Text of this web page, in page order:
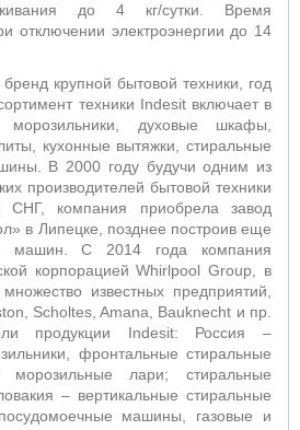
до 4 кг/сутки. Время
отключении электроэнергии до 14
крупной бытовой техники, год
техники Indesit включает в
морозильники, духовые шкафы,
кухонные вытяжки, стиральные
В 2000 году будучи одним из
производителей бытовой техники
компания приобрела завод
в Липецке, позднее построив еще
машин. С 2014 года компания
корпорацией Whirlpool Group, в
известных предприятий,
Scholtes, Amana, Bauknecht и пр.
продукции Indesit: Россия –
фронтальные стиральные
лари; стиральные
– вертикальные стиральные
машины, газовые и